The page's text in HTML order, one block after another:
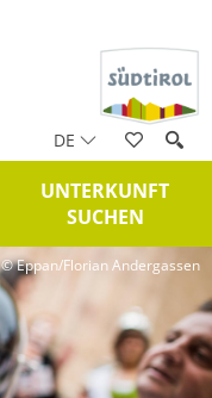
DE
UNTERKUNFT
SUCHEN
© Eppan/Florian Andergassen